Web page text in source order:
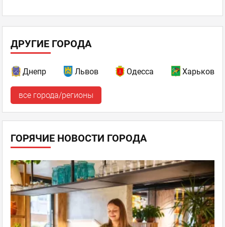
ДРУГИЕ ГОРОДА
Днепр Львов Одесса Харьков
все города/регионы
ГОРЯЧИЕ НОВОСТИ ГОРОДА